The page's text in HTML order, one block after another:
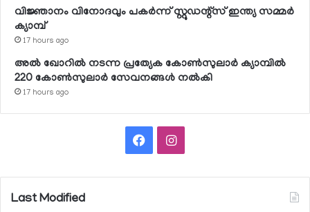
വിജ്ഞാനം വിനോദവും പകര്‍ന്ന് സ്റ്റുഡന്റ്‌സ് ഇന്ത്യ സമ്മര്‍
ക്യാമ്പ്
17 hours ago
അല്‍ ഖോറില്‍ നടന്ന പ്രത്യേക കോണ്‍സുലാര്‍ ക്യാമ്പില്‍
220 കോണ്‍സുലാര്‍ സേവനങ്ങള്‍ നല്‍കി
17 hours ago
FacebookInstagram
Last Modified